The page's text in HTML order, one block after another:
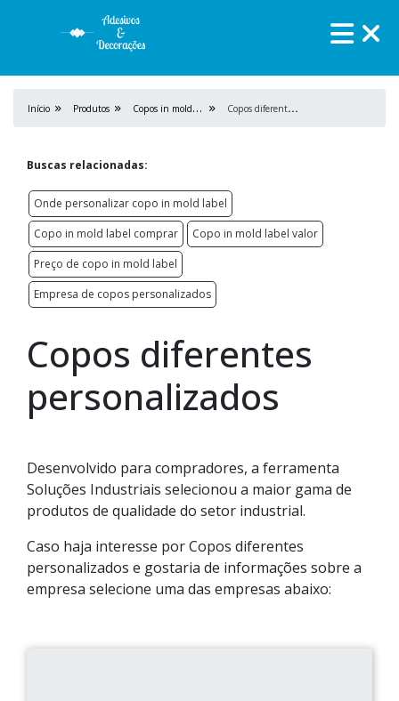
Início Produtos C
opos in mold label C
opos diferentes personalizados
Buscas relacionadas:
Onde personalizar copo in mold label
Copo in mold label comprar
Copo in mold label valor
Preço de copo in mold label
Empresa de copos personalizados
Copos diferentes
personalizados
Desenvolvido para compradores, a ferramenta
Soluções Industriais selecionou a maior gama de
produtos de qualidade do setor industrial.
Caso haja interesse por Copos diferentes
personalizados e gostaria de informações sobre a
empresa selecione uma das empresas abaixo: